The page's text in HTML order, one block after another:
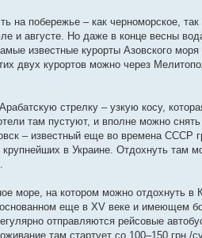
на побережье – как черноморское,
и августе. Но даже в конце весны
известные курорты Азовского
двух курортов можно через
стрелку – узкую косу,
там пустуют, и вполне можно
– известный еще во времена СССР
в Украине. Отдохнуть там
море, на котором можно отдохнуть
еще в XV веке и имеющем
отправляются рейсовые
там стартует со 100–150 грн./